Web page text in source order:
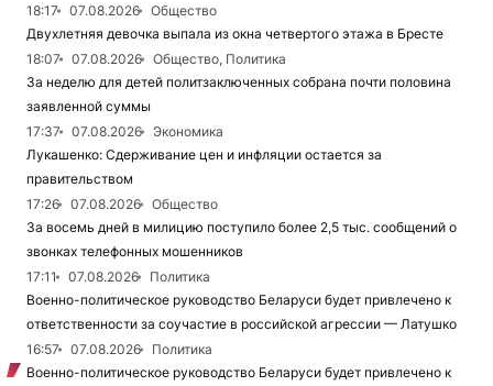
18:17
07.08.2026
Общество
Двухлетняя девочка выпала из окна четвертого этажа в Бресте
18:07
07.08.2026
Общество, Политика
За неделю для детей политзаключенных собрана почти половина
заявленной суммы
17:37
07.08.2026
Экономика
Лукашенко: Сдерживание цен и инфляции остается за
правительством
17:26
07.08.2026
Общество
За восемь дней в милицию поступило более 2,5 тыс. сообщений о
звонках телефонных мошенников
17:11
07.08.2026
Политика
Военно-политическое руководство Беларуси будет привлечено к
ответственности за соучастие в российской агрессии — Латушко
16:57
07.08.2026
Политика
Военно-политическое руководство Беларуси будет привлечено к